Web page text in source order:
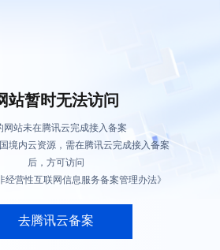
站暂时无法访问
网站未在腾讯云完成接入备案
境内云资源，需在腾讯云完成接入备案
后，方可访问
经营性互联网信息服务备案管理办法》
去腾讯云备案